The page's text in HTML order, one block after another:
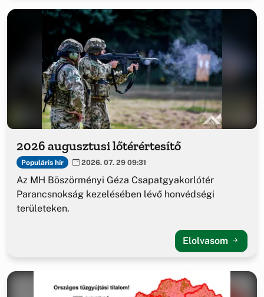
2026 augusztusi lőtérértesítő
Populáris hír 2026. 07. 29 09:31
Az MH Böszörményi Géza Csapatgyakorlótér
Parancsnokság kezelésében lévő honvédségi
területeken.
Elolvasom